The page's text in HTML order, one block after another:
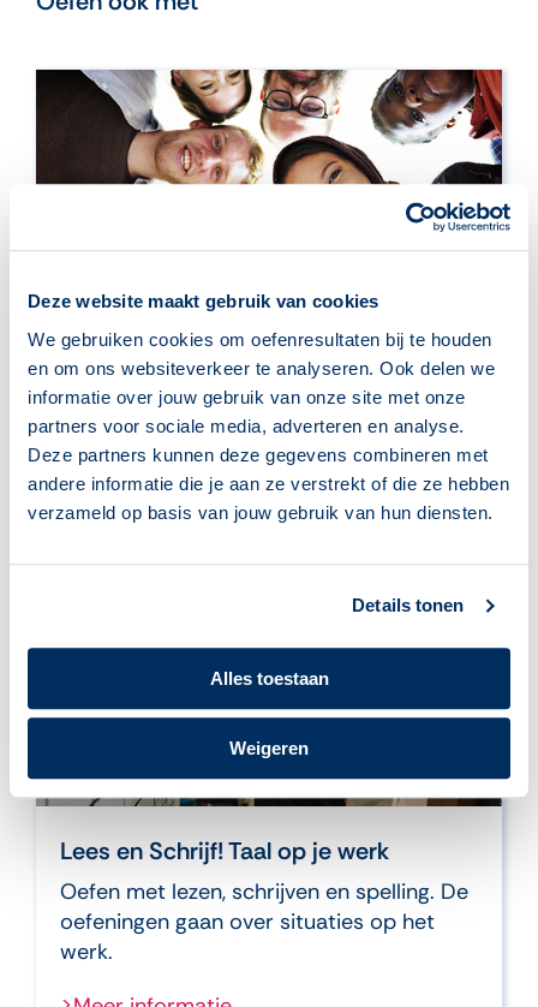
Deze website maakt gebruik van cookies
We gebruiken cookies om oefenresultaten bij te houden
en om ons websiteverkeer te analyseren. Ook delen we
informatie over jouw gebruik van onze site met onze
partners voor sociale media, adverteren en analyse.
Deze partners kunnen deze gegevens combineren met
andere informatie die je aan ze verstrekt of die ze hebben
verzameld op basis van jouw gebruik van hun diensten.
Details tonen
Alles toestaan
Weigeren
Solliciteren en je netwerk
Verken jouw eigen netwerk en hoe je dat
netwerk inzet bij het vinden van een baan.
> Meer informatie
Lees en Schrijf! Taal op je werk
Oefen met lezen, schrijven en spelling. De
oefeningen gaan over situaties op het
werk.